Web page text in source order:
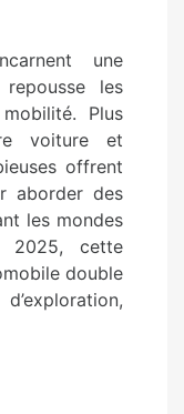
une
les
Plus
voiture et
offrent
aborder des
les mondes
2025, cette
double